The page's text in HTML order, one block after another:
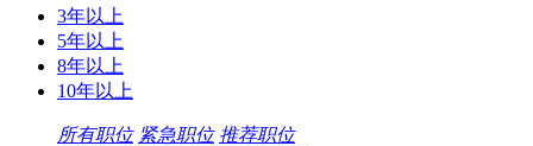
3年以上
5年以上
8年以上
10年以上
所有职位 紧急职位 推荐职位